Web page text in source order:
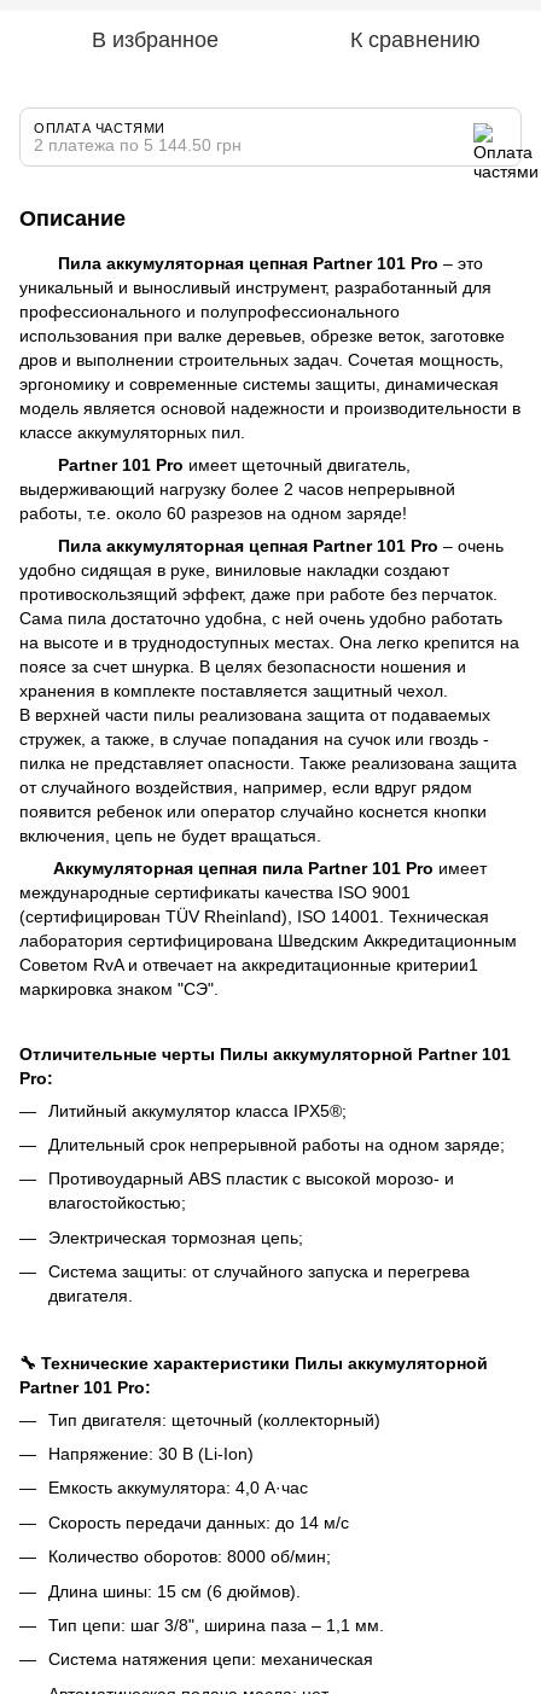
В избранное К сравнению
ОПЛАТА ЧАСТЯМИ
2 платежа по 5 144.50 грн
Описание
Пила аккумуляторная цепная Partner 101 Pro – это
уникальный и выносливый инструмент, разработанный для
профессионального и полупрофессионального
использования при валке деревьев, обрезке веток, заготовке
дров и выполнении строительных задач. Сочетая мощность,
эргономику и современные системы защиты, динамическая
модель является основой надежности и производительности в
классе аккумуляторных пил.
Partner 101 Pro имеет щеточный двигатель,
выдерживающий нагрузку более 2 часов непрерывной
работы, т.е. около 60 разрезов на одном заряде!
Пила аккумуляторная цепная Partner 101 Pro – очень
удобно сидящая в руке, виниловые накладки создают
противоскользящий эффект, даже при работе без перчаток.
Сама пила достаточно удобна, с ней очень удобно работать
на высоте и в труднодоступных местах. Она легко крепится на
поясе за счет шнурка. В целях безопасности ношения и
хранения в комплекте поставляется защитный чехол.
В верхней части пилы реализована защита от подаваемых
стружек, а также, в случае попадания на сучок или гвоздь -
пилка не представляет опасности. Также реализована защита
от случайного воздействия, например, если вдруг рядом
появится ребенок или оператор случайно коснется кнопки
включения, цепь не будет вращаться.
Аккумуляторная цепная пила Partner 101 Pro имеет
международные сертификаты качества ISO 9001
(сертифицирован TÜV Rheinland), ISO 14001. Техническая
лаборатория сертифицирована Шведским Аккредитационным
Советом RvA и отвечает на аккредитационные критерии1
маркировка знаком "СЭ".
Отличительные черты Пилы аккумуляторной Partner 101
Pro:
Литийный аккумулятор класса IPX5®;
Длительный срок непрерывной работы на одном заряде;
Противоударный ABS пластик с высокой морозо- и
влагостойкостью;
Электрическая тормозная цепь;
Система защиты: от случайного запуска и перегрева
двигателя.
🔧 Технические характеристики Пилы аккумуляторной
Partner 101 Pro:
Тип двигателя: щеточный (коллекторный)
Напряжение: 30 В (Li-Ion)
Емкость аккумулятора: 4,0 А·час
Скорость передачи данных: до 14 м/с
Количество оборотов: 8000 об/мин;
Длина шины: 15 см (6 дюймов).
Тип цепи: шаг 3/8", ширина паза – 1,1 мм.
Система натяжения цепи: механическая